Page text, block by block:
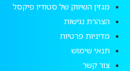
מגזין השיווק של סטודיו פיקסל
הצהרת נגישות
מדיניות פרטיות
תנאי שימוש
צור קשר